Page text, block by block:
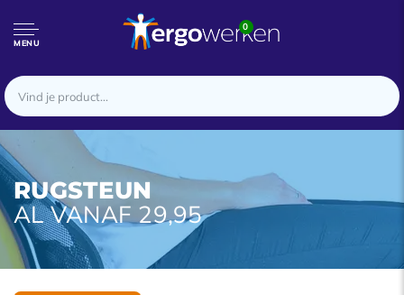
MENU
0
RUGSTEUN
AL VANAF 29,95